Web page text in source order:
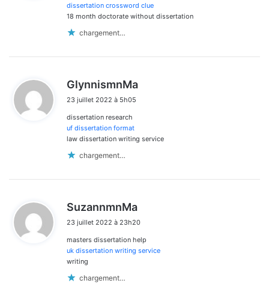
:
dissertation crossword clue
18 month doctorate without dissertation
chargement…
GlynnismnMa
23 juillet 2022 à 5h05
dissertation research
uf dissertation format
law dissertation writing service
chargement…
SuzannmnMa
t
:
23 juillet 2022 à 23h20
masters dissertation help
uk dissertation writing service
writing
chargement…